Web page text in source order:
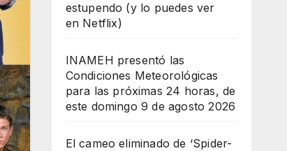
estupendo (y lo puedes ver
en Netflix)
INAMEH presentó las
Condiciones Meteorológicas
para las próximas 24 horas, de
este domingo 9 de agosto 2026
El cameo eliminado de ‘Spider-